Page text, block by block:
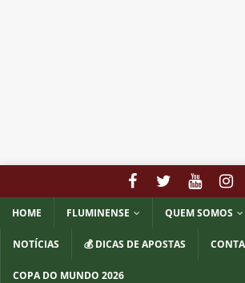
HOME FLUMINENSE QUEM SOMOS
NOTÍCIAS 💰 DICAS DE APOSTAS
COPA DO MUNDO 2026